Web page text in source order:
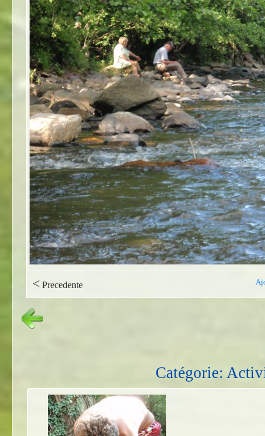
<Precedente
Catégorie: